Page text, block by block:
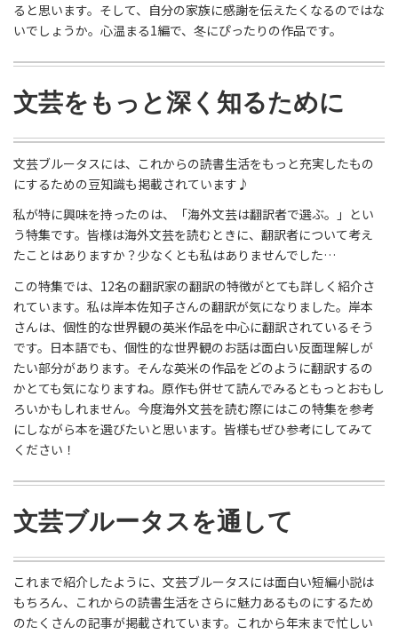
ると思います。そして、自分の家族に感謝を伝えたくなるのではな
いでしょうか。心温まる1編で、冬にぴったりの作品です。
文芸をもっと深く知るために
文芸ブルータスには、これからの読書生活をもっと充実したもの
にするための豆知識も掲載されています♪
私が特に興味を持ったのは、「海外文芸は翻訳者で選ぶ。」とい
う特集です。皆様は海外文芸を読むときに、翻訳者について考え
たことはありますか？少なくとも私はありませんでした…
この特集では、12名の翻訳家の翻訳の特徴がとても詳しく紹介さ
れています。私は岸本佐知子さんの翻訳が気になりました。岸本
さんは、個性的な世界観の英米作品を中心に翻訳されているそう
です。日本語でも、個性的な世界観のお話は面白い反面理解しが
たい部分があります。そんな英米の作品をどのように翻訳するの
かとても気になりますね。原作も併せて読んでみるともっとおもし
ろいかもしれません。今度海外文芸を読む際にはこの特集を参考
にしながら本を選びたいと思います。皆様もぜひ参考にしてみて
ください！
文芸ブルータスを通して
これまで紹介したように、文芸ブルータスには面白い短編小説は
もちろん、これからの読書生活をさらに魅力あるものにするため
のたくさんの記事が掲載されています。これから年末まで忙しい